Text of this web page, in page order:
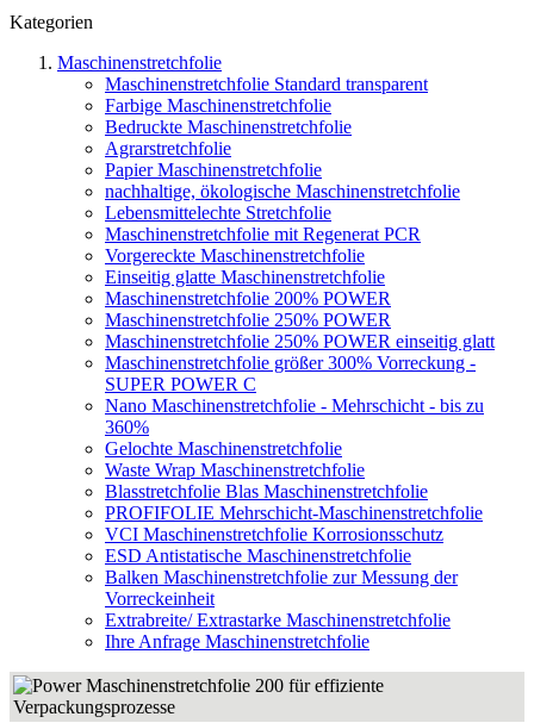
Kategorien
Maschinenstretchfolie
Maschinenstretchfolie Standard transparent
Farbige Maschinenstretchfolie
Bedruckte Maschinenstretchfolie
Agrarstretchfolie
Papier Maschinenstretchfolie
nachhaltige, ökologische Maschinenstretchfolie
Lebensmittelechte Stretchfolie
Maschinenstretchfolie mit Regenerat PCR
Vorgereckte Maschinenstretchfolie
Einseitig glatte Maschinenstretchfolie
Maschinenstretchfolie 200% POWER
Maschinenstretchfolie 250% POWER
Maschinenstretchfolie 250% POWER einseitig glatt
Maschinenstretchfolie größer 300% Vorreckung -
SUPER POWER C
Nano Maschinenstretchfolie - Mehrschicht - bis zu
360%
Gelochte Maschinenstretchfolie
Waste Wrap Maschinenstretchfolie
Blasstretchfolie Blas Maschinenstretchfolie
PROFIFOLIE Mehrschicht-Maschinenstretchfolie
VCI Maschinenstretchfolie Korrosionsschutz
ESD Antistatische Maschinenstretchfolie
Balken Maschinenstretchfolie zur Messung der
Vorreckeinheit
Extrabreite/ Extrastarke Maschinenstretchfolie
Ihre Anfrage Maschinenstretchfolie